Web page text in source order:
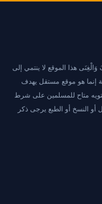
هذا الموقع لا ينتمي إلى
إنما هو موقع مستقل يهدف
متاح للمسلمين على شرط
أو النسخ أو الطبع يرجى ذكر